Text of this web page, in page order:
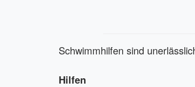
Schwimmhilfen sind
Hilfen